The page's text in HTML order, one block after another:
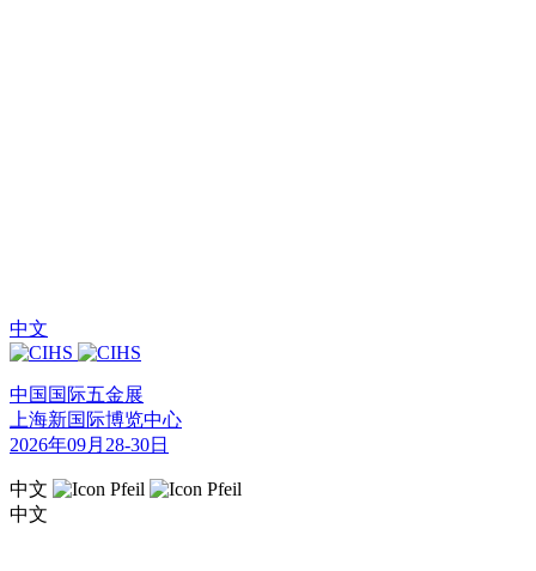
中文
中国国际五金展
上海新国际博览中心
2026年09月28-30日
中文
中文